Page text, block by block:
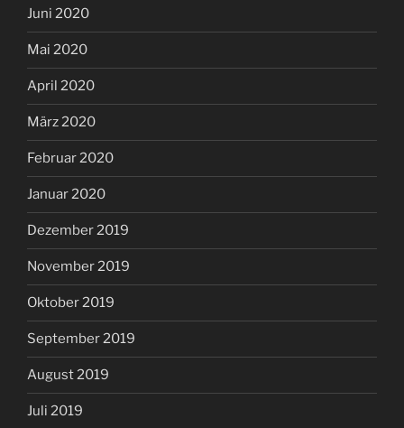
Juni 2020
Mai 2020
April 2020
März 2020
Februar 2020
Januar 2020
Dezember 2019
November 2019
Oktober 2019
September 2019
August 2019
Juli 2019